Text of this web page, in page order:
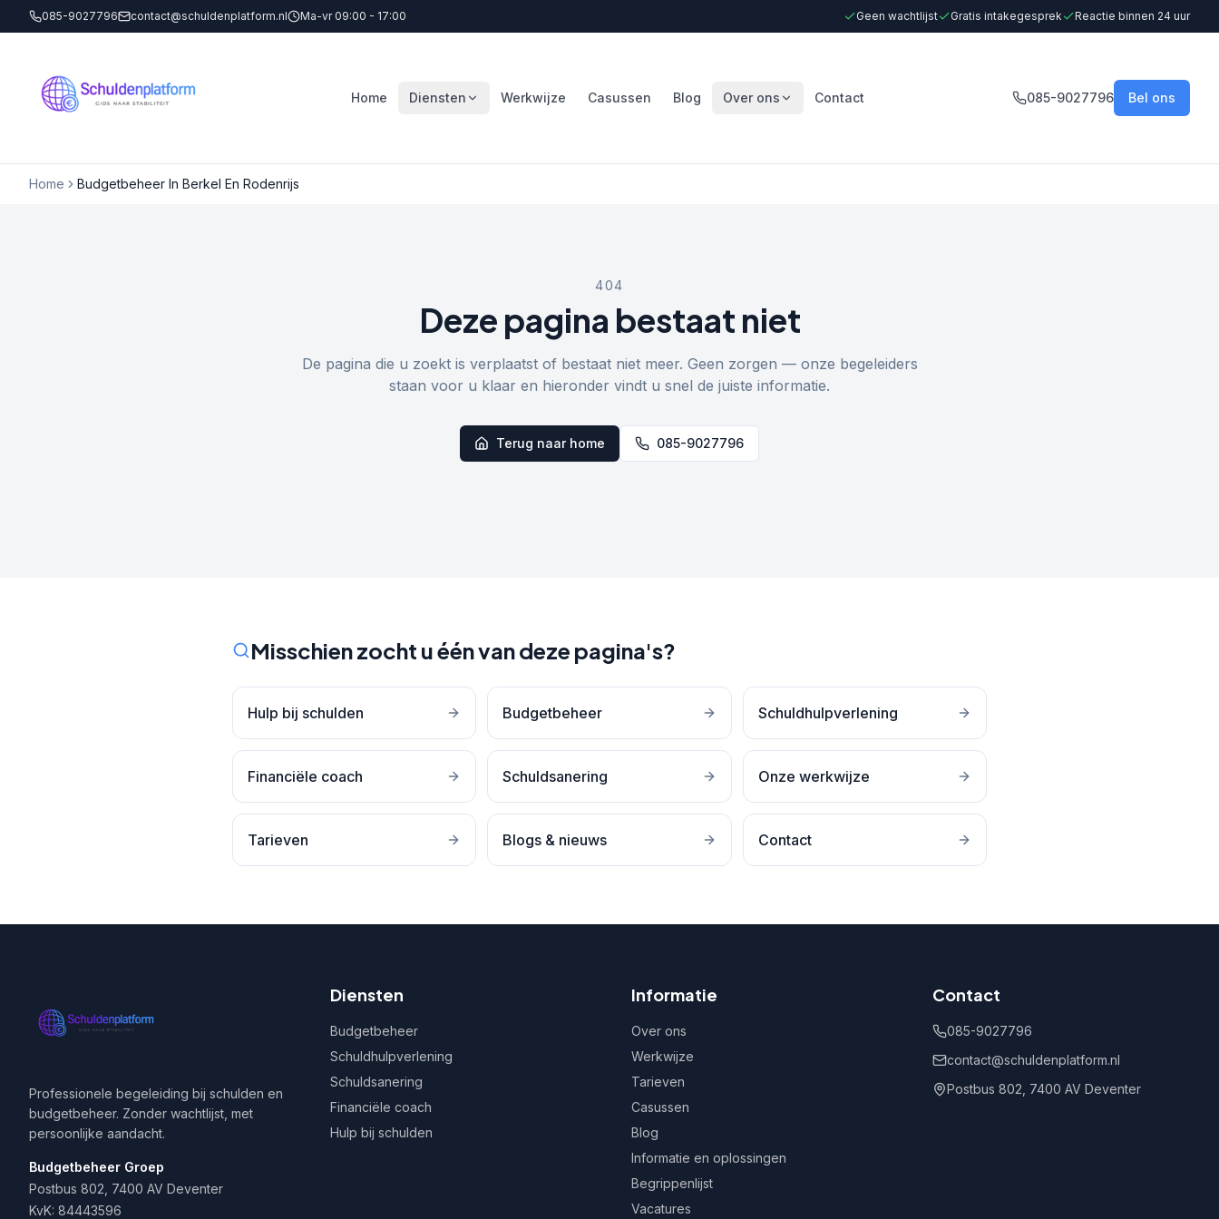
085-9027796 contact@schuldenplatform.nl Ma-vr 09:00 - 17:00 Geen wachtlijst Gratis intakegesprek Reactie binnen 24 uur
Home Diensten Werkwijze Casussen Blog Over ons Contact 085-9027796 Bel ons
Home Budgetbeheer In Berkel En Rodenrijs
404
Deze pagina bestaat niet
De pagina die u zoekt is verplaatst of bestaat niet meer. Geen zorgen — onze begeleiders
staan voor u klaar en hieronder vindt u snel de juiste informatie.
Terug naar home 085-9027796
Misschien zocht u één van deze pagina's?
Hulp bij schulden Budgetbeheer Schuldhulpverlening
Financiële coach Schuldsanering Onze werkwijze
Tarieven Blogs & nieuws Contact
Professionele begeleiding bij schulden en
budgetbeheer. Zonder wachtlijst, met
persoonlijke aandacht.
Budgetbeheer Groep
Postbus 802, 7400 AV Deventer
KvK: 84443596
Diensten
Budgetbeheer
Schuldhulpverlening
Schuldsanering
Financiële coach
Hulp bij schulden
Informatie
Over ons
Werkwijze
Tarieven
Casussen
Blog
Informatie en oplossingen
Begrippenlijst
Vacatures
Contact
085-9027796
contact@schuldenplatform.nl
Postbus 802, 7400 AV Deventer